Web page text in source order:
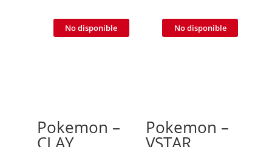
Pokemon –
CLAY
No disponible
Pokemon –
VSTAR
No disponible